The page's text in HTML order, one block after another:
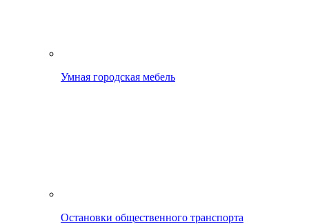
Умная городская мебель
Остановки общественного транспорта